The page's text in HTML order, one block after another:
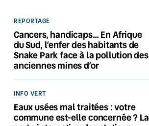
REPORTAGE
Cancers, handicaps… En Afrique
du Sud, l’enfer des habitants de
Snake Park face à la pollution des
anciennes mines d’or
INFO VERT
Eaux usées mal traitées : votre
commune est-elle concernée ? La